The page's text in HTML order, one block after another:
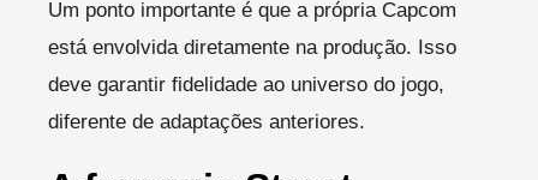
Um ponto importante é que a própria Capcom
está envolvida diretamente na produção. Isso
deve garantir fidelidade ao universo do jogo,
diferente de adaptações anteriores.